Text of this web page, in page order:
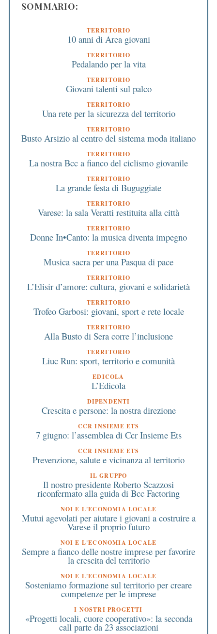
SOMMARIO:
TERRITORIO
10 anni di Area giovani
TERRITORIO
Pedalando per la vita
TERRITORIO
Giovani talenti sul palco
TERRITORIO
Una rete per la sicurezza del territorio
TERRITORIO
Busto Arsizio al centro del sistema moda italiano
TERRITORIO
La nostra Bcc a fianco del ciclismo giovanile
TERRITORIO
La grande festa di Buguggiate
TERRITORIO
Varese: la sala Veratti restituita alla città
TERRITORIO
Donne In•Canto: la musica diventa impegno
TERRITORIO
Musica sacra per una Pasqua di pace
TERRITORIO
L’Elisir d’amore: cultura, giovani e solidarietà
TERRITORIO
Trofeo Garbosi: giovani, sport e rete locale
TERRITORIO
Alla Busto di Sera corre l’inclusione
TERRITORIO
Liuc Run: sport, territorio e comunità
EDICOLA
L’Edicola
DIPENDENTI
Crescita e persone: la nostra direzione
CCR INSIEME ETS
7 giugno: l’assemblea di Ccr Insieme Ets
CCR INSIEME ETS
Prevenzione, salute e vicinanza al territorio
IL GRUPPO
Il nostro presidente Roberto Scazzosi
riconfermato alla guida di Bcc Factoring
NOI E L'ECONOMIA LOCALE
Mutui agevolati per aiutare i giovani a costruire a
Varese il proprio futuro
NOI E L'ECONOMIA LOCALE
Sempre a fianco delle nostre imprese per favorire
la crescita del territorio
NOI E L'ECONOMIA LOCALE
Sosteniamo formazione sul territorio per creare
competenze per le imprese
I NOSTRI PROGETTI
«Progetti locali, cuore cooperativo»: la seconda
call parte da 23 associazioni